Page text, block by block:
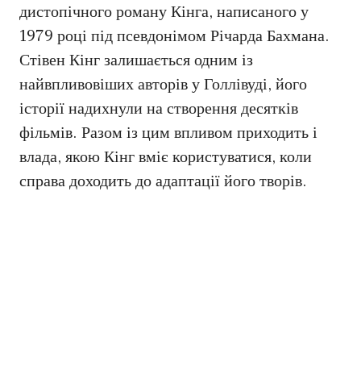
дистопічного роману Кінга, написаного у
1979 році під псевдонімом Річарда Бахмана.
Стівен Кінг залишається одним із
найвпливовіших авторів у Голлівуді, його
історії надихнули на створення десятків
фільмів. Разом із цим впливом приходить і
влада, якою Кінг вміє користуватися, коли
справа доходить до адаптації його творів.